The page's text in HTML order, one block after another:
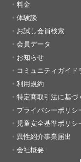
料金
体験談
お試し会員検索
会員データ
お知らせ
コミュニティガイド
利用規約
特定商取引法に基づ
プライバシーポリシ
児童安全基準ポリシ
異性紹介事業届出
会社概要